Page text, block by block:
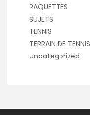
RAQUETTES
SUJETS
TENNIS
TERRAIN DE TENNIS
Uncategorized